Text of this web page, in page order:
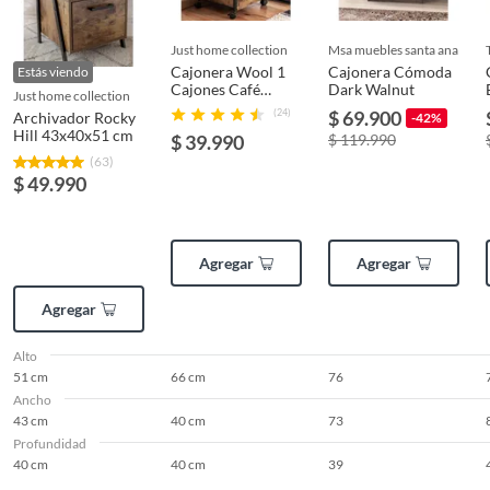
organizado y funcional.
Manuales y documentos
Manual de Armado
Manuales y documentos
Estás viendo
just home collection
Archivador Rocky
Hill 43x40x51 cm
(63)
$ 49.990
Agregar
just home collection
Cajonera Wool 1
Cajones Café
66x40x40 cm
(24)
$ 39.990
Agregar
msa muebles santa ana
Cajonera Cómoda
Dark Walnut
$ 69.900 -42%
$ 119.990
Agregar
Alto
51 cm
66 cm 76
Ancho
43 cm
40 cm 73
Profundidad
40 cm
40 cm 39